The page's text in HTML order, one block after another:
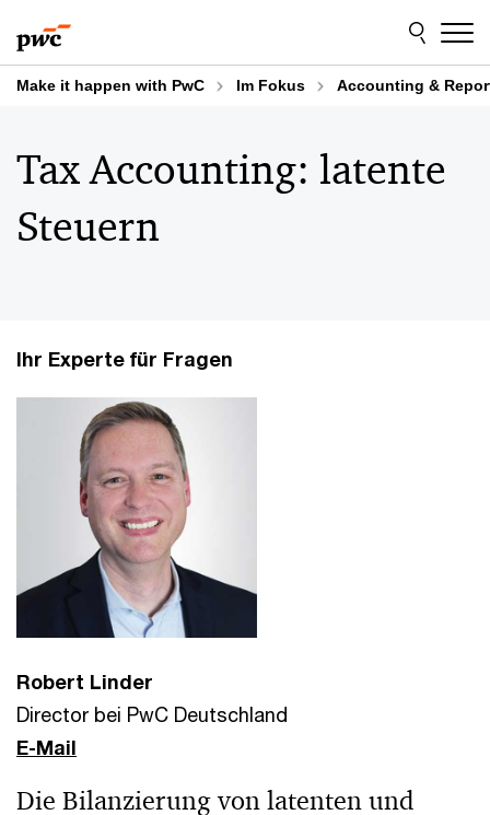
to
content
to
footer
Make it happen with PwC Im Fokus Accounting &
Tax Accounting: latente
Steuern
Ihr Experte für Fragen
Robert Linder
Director bei PwC Deutschland
E-Mail
Die Bilanzierung von latenten und